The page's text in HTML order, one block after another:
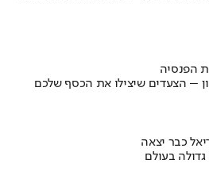
הפנסיה
– הצעדים שיצילו את הכסף שלכם
כבר יצאה
בעולם